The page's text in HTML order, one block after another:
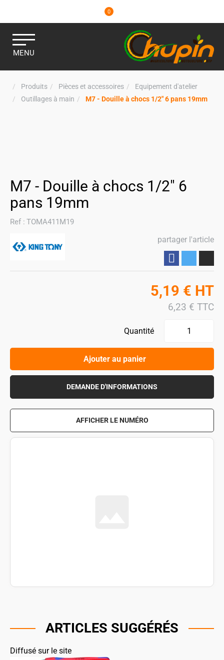
0
MENU
Produits Pièces et accessoires
Equipement d'atelier
Outillages à main
M7 - Douille à chocs 1/2" 6 pans 19mm
M7 - Douille à chocs 1/2" 6
pans 19mm
Ref : TOMA411M19
partager l'article
5,19 € HT
6,23 € TTC
Quantité
Ajouter au panier
DEMANDE D'INFORMATIONS
AFFICHER LE NUMÉRO
ARTICLES SUGGÉRÉS
Diffusé sur le site